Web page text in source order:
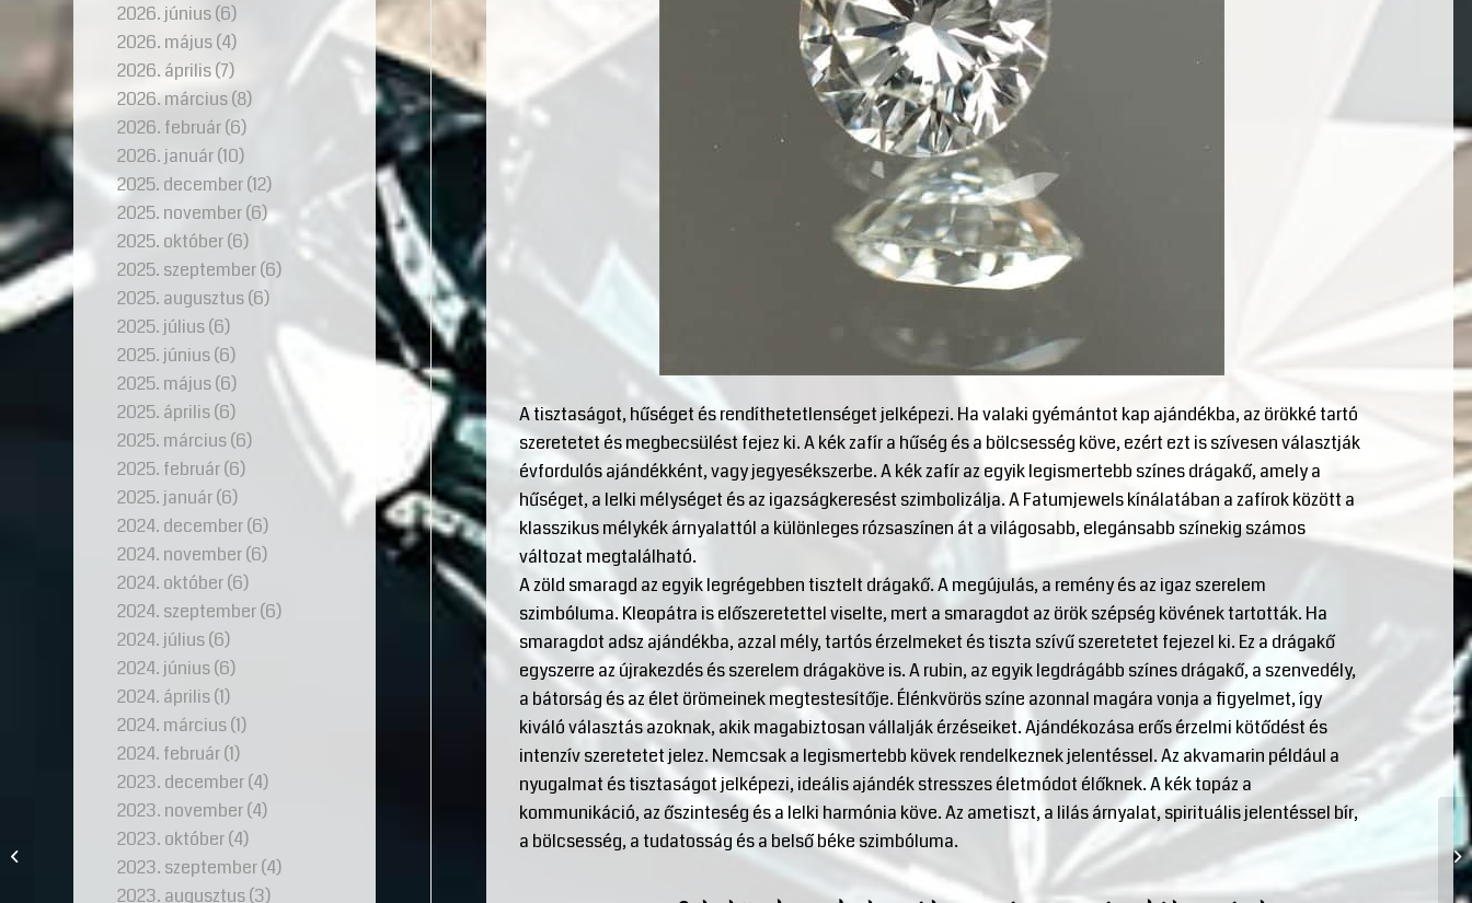
A tisztaságot, hűséget és rendíthetetlenséget jelképezi. Ha valaki gyémántot kap ajándékba, az örökké tartó
szeretetet és megbecsülést fejez ki. A kék zafír a hűség és a bölcsesség köve, ezért ezt is szívesen választják
évfordulós ajándékként, vagy jegyesékszerbe. A kék zafír az egyik legismertebb színes drágakő, amely a
hűséget, a lelki mélységet és az igazságkeresést szimbolizálja. A Fatumjewels kínálatában a zafírok között a
klasszikus mélykék árnyalattól a különleges rózsaszínen át a világosabb, elegánsabb színekig számos
változat megtalálható.
A zöld smaragd az egyik legrégebben tisztelt drágakő. A megújulás, a remény és az igaz szerelem
szimbóluma. Kleopátra is előszeretettel viselte, mert a smaragdot az örök szépség kövének tartották. Ha
smaragdot adsz ajándékba, azzal mély, tartós érzelmeket és tiszta szívű szeretetet fejezel ki. Ez a drágakő
egyszerre az újrakezdés és szerelem drágaköve is. A rubin, az egyik legdrágább színes drágakő, a szenvedély,
a bátorság és az élet örömeinek megtestesítője. Élénkvörös színe azonnal magára vonja a figyelmet, így
kiváló választás azoknak, akik magabiztosan vállalják érzéseiket. Ajándékozása erős érzelmi kötődést és
intenzív szeretetet jelez. Nemcsak a legismertebb kövek rendelkeznek jelentéssel. Az akvamarin például a
nyugalmat és tisztaságot jelképezi, ideális ajándék stresszes életmódot élőknek. A kék topáz a
kommunikáció, az őszinteség és a lelki harmónia köve. Az ametiszt, a lilás árnyalat, spirituális jelentéssel bír,
a bölcsesség, a tudatosság és a belső béke szimbóluma.
2026. június(6)
2026. május(4)
2026. április(7)
2026. március(8)
2026. február(6)
2026. január(10)
2025. december(12)
2025. november(6)
2025. október(6)
2025. szeptember(6)
2025. augusztus(6)
2025. július(6)
2025. június(6)
2025. május(6)
2025. április(6)
2025. március(6)
2025. február(6)
2025. január(6)
2024. december(6)
2024. november(6)
2024. október(6)
2024. szeptember(6)
2024. július(6)
2024. június(6)
2024. április(1)
2024. március(1)
2024. február(1)
2023. december(4)
2023. november(4)
2023. október(4)
2023. szeptember(4)
2023. augusztus(3)
Az eljegyzési gyűrű, ami
egy teljesen hétköznapi
pillanatot tett kül�...